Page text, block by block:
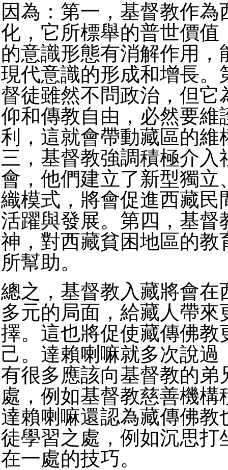
因為：第一，基督教作為
化，它所標舉的普世價值
的意識形態有消解作用，
現代意識的形成和增長。
督徒雖然不問政治，但它
仰和傳教自由，必然要維
利，這就會帶動藏區的維
三，基督教強調積極介入
會，他們建立了新型獨立
織模式，將會促進西藏民
活躍與發展。第四，基督
神，對西藏貧困地區的教
所幫助。
總之，基督教入藏將會在
多元的局面，給藏人帶來
擇。這也將促使藏傳佛教
己。達賴喇嘛就多次說過
有很多應該向基督教的弟
處，例如基督教慈善機構
達賴喇嘛還認為藏傳佛教
徒學習之處，例如沉思打
在一處的技巧。